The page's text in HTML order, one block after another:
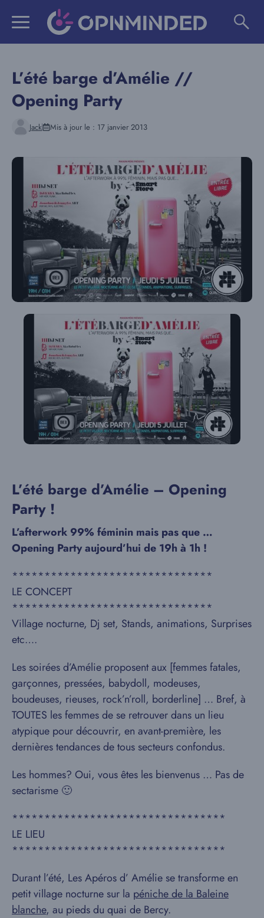
L’été barge d’Amélie //
Opening Party
Jack Mis à jour le : 17 janvier 2013
L’été barge d’Amélie – Opening
Party !
L’afterwork 99% féminin mais pas que …
Opening Party aujourd’hui de 19h à 1h !
*******************************
LE CONCEPT
*******************************
Village nocturne, Dj set, Stands, animations, Surprises
etc….
Les soirées d’Amélie proposent aux [femmes fatales,
garçonnes, pressées, babydoll, modeuses,
boudeuses, rieuses, rock’n’roll, borderline] … Bref, à
TOUTES les femmes de se retrouver dans un lieu
atypique pour découvrir, en avant-première, les
dernières tendances de tous secteurs confondus.
Les hommes? Oui, vous êtes les bienvenus … Pas de
sectarisme 🙂
*********************************
LE LIEU
*********************************
Durant l’été, Les Apéros d’ Amélie se transforme en
petit village nocturne sur la péniche de la Baleine
blanche, au pieds du quai de Bercy.